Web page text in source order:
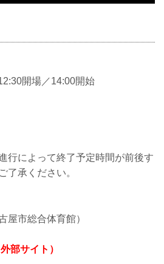
開場／14:00開始
行によって終了予定時間が前後す
了承ください。
屋市総合体育館）
部サイト）